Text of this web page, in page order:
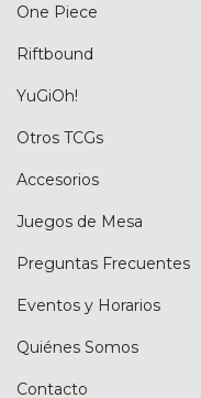
One Piece
Riftbound
YuGiOh!
Otros TCGs
Accesorios
Juegos de Mesa
Preguntas Frecuentes
Eventos y Horarios
Quiénes Somos
Contacto